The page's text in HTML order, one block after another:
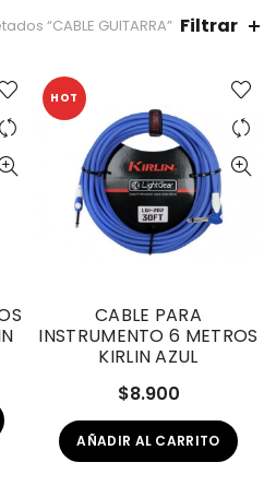
“CABLE GUITARRA” Filtrar
HOT
CABLE PARA
INSTRUMENTO 6 METROS
KIRLIN AZUL
$8.900
AÑADIR AL CARRITO